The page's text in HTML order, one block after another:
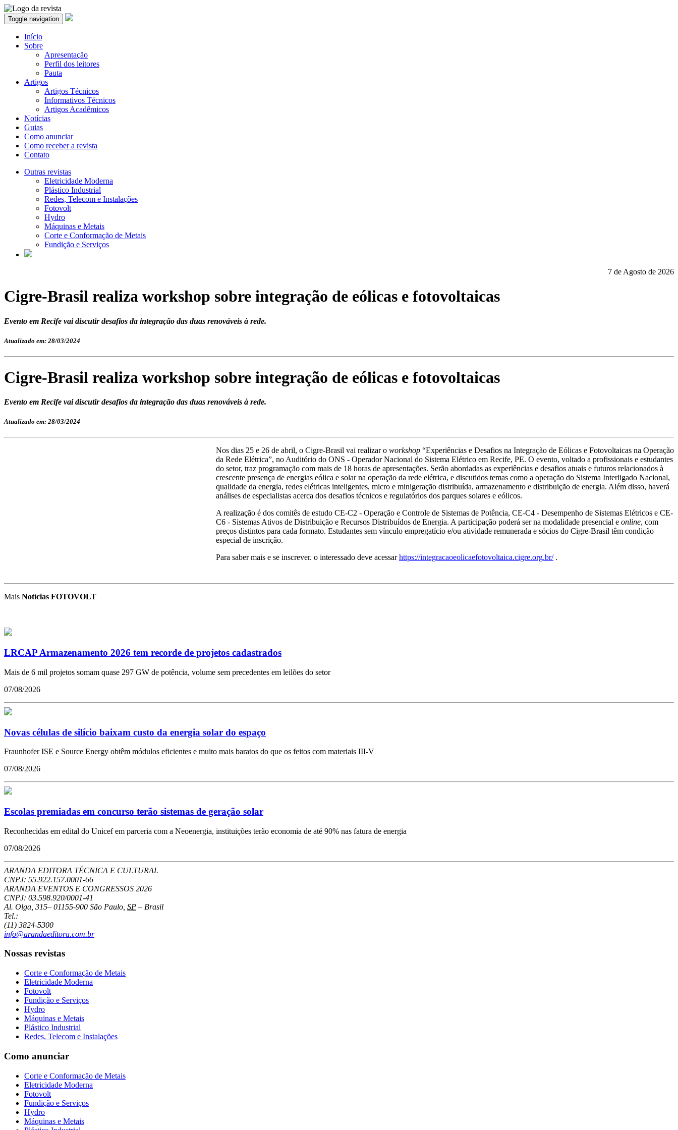
Toggle navigation
Início
Sobre
Apresentação
Perfil dos leitores
Pauta
Artigos
Artigos Técnicos
Informativos Técnicos
Artigos Acadêmicos
Notícias
Guias
Como anunciar
Como receber a revista
Contato
Outras revistas
Eletricidade Moderna
Plástico Industrial
Redes, Telecom e Instalações
Fotovolt
Hydro
Máquinas e Metais
Corte e Conformação de Metais
Fundição e Serviços
7 de Agosto de 2026
Cigre-Brasil realiza workshop sobre integração de eólicas e fotovoltaicas
Evento em Recife vai discutir desafios da integração das duas renováveis à rede.
Atualizado em: 28/03/2024
Cigre-Brasil realiza workshop sobre integração de eólicas e fotovoltaicas
Evento em Recife vai discutir desafios da integração das duas renováveis à rede.
Atualizado em: 28/03/2024
Nos dias 25 e 26 de abril, o Cigre-Brasil vai realizar o workshop “Experiências e Desafios na Integração de Eólicas e Fotovoltaicas na Operação
da Rede Elétrica”, no Auditório do ONS - Operador Nacional do Sistema Elétrico em Recife, PE. O evento, voltado a profissionais e estudantes
do setor, traz programação com mais de 18 horas de apresentações. Serão abordadas as experiências e desafios atuais e futuros relacionados à
crescente presença de energias eólica e solar na operação da rede elétrica, e discutidos temas como a operação do Sistema Interligado Nacional,
qualidade da energia, redes elétricas inteligentes, micro e minigeração distribuída, armazenamento e distribuição de energia. Além disso, haverá
análises de especialistas acerca dos desafios técnicos e regulatórios dos parques solares e eólicos.
A realização é dos comitês de estudo CE-C2 - Operação e Controle de Sistemas de Potência, CE-C4 - Desempenho de Sistemas Elétricos e CE-
C6 - Sistemas Ativos de Distribuição e Recursos Distribuídos de Energia. A participação poderá ser na modalidade presencial e online, com
preços distintos para cada formato. Estudantes sem vínculo empregatício e/ou atividade remunerada e sócios do Cigre-Brasil têm condição
especial de inscrição.
Para saber mais e se inscrever. o interessado deve acessarhttps://integracaoeolicaefotovoltaica.cigre.org.br/.
Mais Notícias FOTOVOLT
LRCAP Armazenamento 2026 tem recorde de projetos cadastrados
Mais de 6 mil projetos somam quase 297 GW de potência, volume sem precedentes em leilões do setor
07/08/2026
Novas células de silício baixam custo da energia solar do espaço
Fraunhofer ISE e Source Energy obtêm módulos eficientes e muito mais baratos do que os feitos com materiais III-V
07/08/2026
Escolas premiadas em concurso terão sistemas de geração solar
Reconhecidas em edital do Unicef em parceria com a Neoenergia, instituições terão economia de até 90% nas fatura de energia
07/08/2026
ARANDA EDITORA TÉCNICA E CULTURAL
CNPJ: 55.922.157.0001-66
ARANDA EVENTOS E CONGRESSOS 2026
CNPJ: 03.598.920/0001-41
Al. Olga, 315– 01155-900 São Paulo SP – Brasil
Tel.:
(11) 3824-5300
info@arandaeditora.com.br
Nossas revistas
Corte e Conformação de Metais
Eletricidade Moderna
Fotovolt
Fundição e Serviços
Hydro
Máquinas e Metais
Plástico Industrial
Redes, Telecom e Instalações
Como anunciar
Corte e Conformação de Metais
Eletricidade Moderna
Fotovolt
Fundição e Serviços
Hydro
Máquinas e Metais